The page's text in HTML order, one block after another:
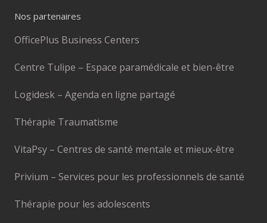
Nos partenaires
OfficePlus Business Centers
Centre Tulipe – Espace paramédicale et bien-être
Logidesk – Agenda en ligne partagé
Thérapie Traumatisme
VitaPsy – Centres de santé mentale et mieux-être
Privium – Services pour les professionnels de santé
Thérapie pour les adolescents